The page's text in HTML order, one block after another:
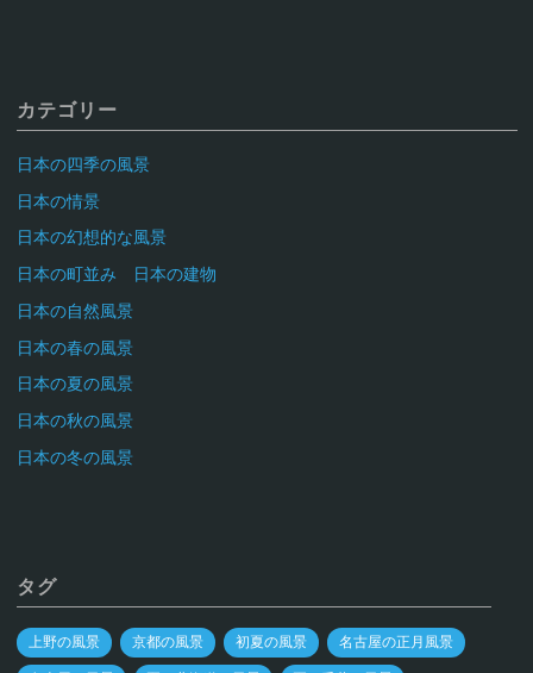
カテゴリー
日本の四季の風景
日本の情景
日本の幻想的な風景
日本の町並み 日本の建物
日本の自然風景
日本の春の風景
日本の夏の風景
日本の秋の風景
日本の冬の風景
タグ
上野の風景 京都の風景 初夏の風景 名古屋の正月風景